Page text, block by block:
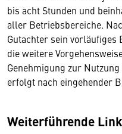
bis acht Stunden und
aller Betriebsbereiche.
Gutachter sein
die weitere
Genehmigung zur
erfolgt nach eingehender
Weiterführende